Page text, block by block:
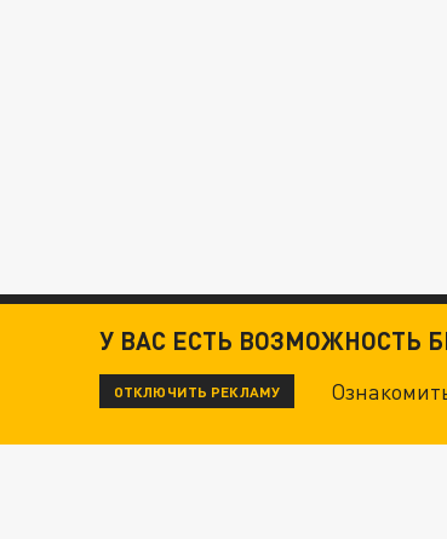
У ВАС ЕСТЬ ВОЗМОЖНОСТЬ
ОТКЛЮЧИТЬ РЕКЛАМУ